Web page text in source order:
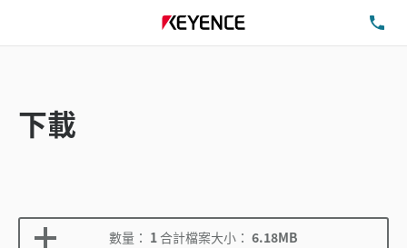
下載
數量： 1合計檔案大小： 6.18MB